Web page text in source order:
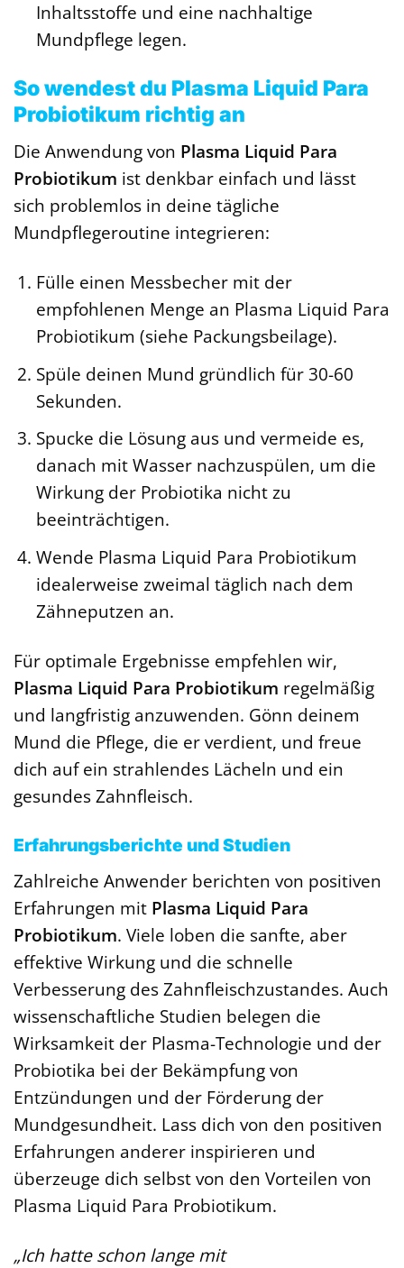
Inhaltsstoffe und eine nachhaltige
Mundpflege legen.
So wendest du Plasma Liquid Para
Probiotikum richtig an
Die Anwendung von Plasma Liquid Para
Probiotikum ist denkbar einfach und lässt
sich problemlos in deine tägliche
Mundpflegeroutine integrieren:
Fülle einen Messbecher mit der
empfohlenen Menge an Plasma Liquid Para
Probiotikum (siehe Packungsbeilage).
Spüle deinen Mund gründlich für 30-60
Sekunden.
Spucke die Lösung aus und vermeide es,
danach mit Wasser nachzuspülen, um die
Wirkung der Probiotika nicht zu
beeinträchtigen.
Wende Plasma Liquid Para Probiotikum
idealerweise zweimal täglich nach dem
Zähneputzen an.
Für optimale Ergebnisse empfehlen wir,
Plasma Liquid Para Probiotikum regelmäßig
und langfristig anzuwenden. Gönn deinem
Mund die Pflege, die er verdient, und freue
dich auf ein strahlendes Lächeln und ein
gesundes Zahnfleisch.
Erfahrungsberichte und Studien
Zahlreiche Anwender berichten von positiven
Erfahrungen mit Plasma Liquid Para
Probiotikum. Viele loben die sanfte, aber
effektive Wirkung und die schnelle
Verbesserung des Zahnfleischzustandes. Auch
wissenschaftliche Studien belegen die
Wirksamkeit der Plasma-Technologie und der
Probiotika bei der Bekämpfung von
Entzündungen und der Förderung der
Mundgesundheit. Lass dich von den positiven
Erfahrungen anderer inspirieren und
überzeuge dich selbst von den Vorteilen von
Plasma Liquid Para Probiotikum.
„Ich hatte schon lange mit